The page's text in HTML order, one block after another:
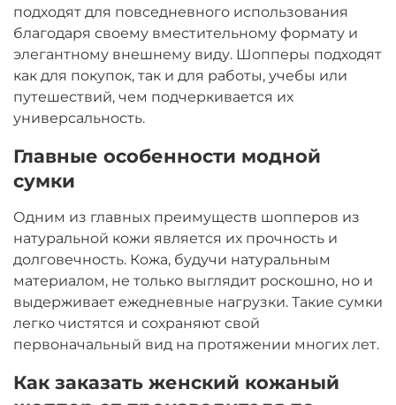
подходят для повседневного использования
благодаря своему вместительному формату и
элегантному внешнему виду. Шопперы подходят
как для покупок, так и для работы, учебы или
путешествий, чем подчеркивается их
универсальность.
Главные особенности модной
сумки
Одним из главных преимуществ шопперов из
натуральной кожи является их прочность и
долговечность. Кожа, будучи натуральным
материалом, не только выглядит роскошно, но и
выдерживает ежедневные нагрузки. Такие сумки
легко чистятся и сохраняют свой
первоначальный вид на протяжении многих лет.
Как заказать женский кожаный